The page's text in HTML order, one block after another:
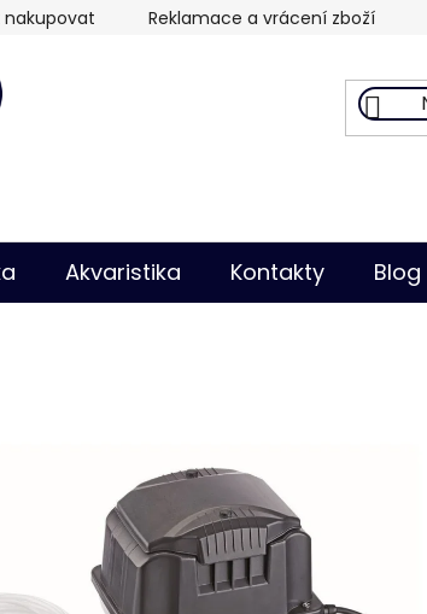
nakupovat Reklamace a vrácení zboží
Akvaristika Kontakty Blog